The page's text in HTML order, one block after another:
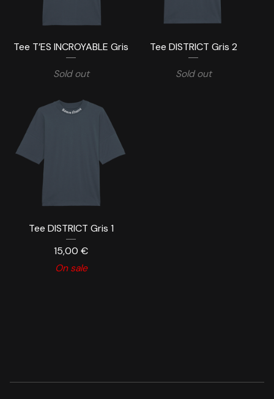
Tee T’ES INCROYABLE Gris
Sold out
Tee DISTRICT Gris 2
Sold out
Tee DISTRICT Gris 1
15,00 €
On sale